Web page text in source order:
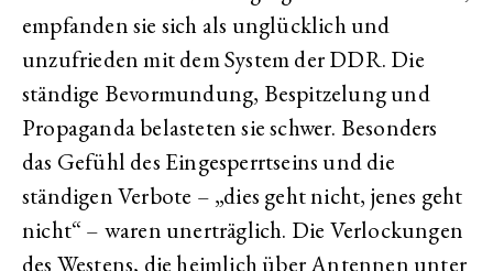
empfanden sie sich als unglücklich und
unzufrieden mit dem System der DDR. Die
ständige Bevormundung, Bespitzelung und
Propaganda belasteten sie schwer. Besonders
das Gefühl des Eingesperrtseins und die
ständigen Verbote – „dies geht nicht, jenes geht
nicht“ – waren unerträglich. Die Verlockungen
des Westens, die heimlich über Antennen unter